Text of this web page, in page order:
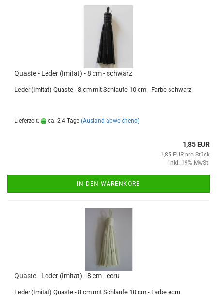
Quaste - Leder (Imitat) - 8 cm - schwarz
Leder (Imitat) Quaste - 8 cm mit Schlaufe 10 cm - Farbe schwarz
Lieferzeit: ca. 2-4 Tage (Ausland abweichend)
1,85 EUR
1,85 EUR pro Stück
inkl. 19% MwSt.
IN DEN WARENKORB
Quaste - Leder (Imitat) - 8 cm - ecru
Leder (Imitat) Quaste - 8 cm mit Schlaufe 10 cm - Farbe ecru